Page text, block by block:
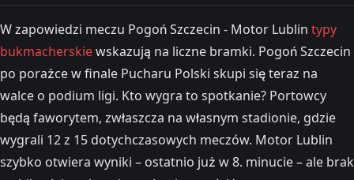
W zapowiedzi meczu Pogoń Szczecin - Motor Lublin typy
bukmacherskiewskazują na liczne bramki. Pogoń Szczecin
po porażce w finale Pucharu Polski skupi się teraz na
walce o podium ligi. Kto wygra to spotkanie? Portowcy
będą faworytem, zwłaszcza na własnym stadionie, gdzie
wygrali 12 z 15 dotychczasowych meczów. Motor Lublin
szybko otwiera wyniki – ostatnio już w 8. minucie – ale brak